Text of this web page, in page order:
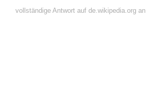
vollständige Antwort auf de.wikipedia.org an